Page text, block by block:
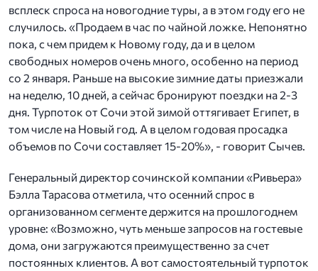
всплеск спроса на новогодние туры, а в этом году его не
случилось. «Продаем в час по чайной ложке. Непонятно
пока, с чем придем к Новому году, да и в целом
свободных номеров очень много, особенно на период
со 2 января. Раньше на высокие зимние даты приезжали
на неделю, 10 дней, а сейчас бронируют поездки на 2-3
дня. Турпоток от Сочи этой зимой оттягивает Египет, в
том числе на Новый год. А в целом годовая просадка
объемов по Сочи составляет 15-20%», - говорит Сычев.
Генеральный директор сочинской компании «Ривьера»
Бэлла Тарасова отметила, что осенний спрос в
организованном сегменте держится на прошлогоднем
уровне: «Возможно, чуть меньше запросов на гостевые
дома, они загружаются преимущественно за счет
постоянных клиентов. А вот самостоятельный турпоток